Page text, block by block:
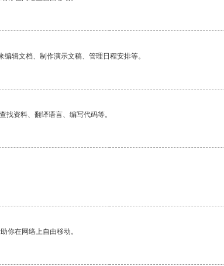
辑文档、制作演示文稿、管理日程安排等。
资料、翻译语言、编写代码等。
你在网络上自由移动。